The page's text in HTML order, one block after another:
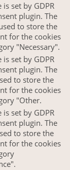
is set by GDPR
plugin. The
to store the
for the cookies
"Necessary".
is set by GDPR
plugin. The
to store the
for the cookies
"Other.
is set by GDPR
plugin. The
to store the
for the cookies